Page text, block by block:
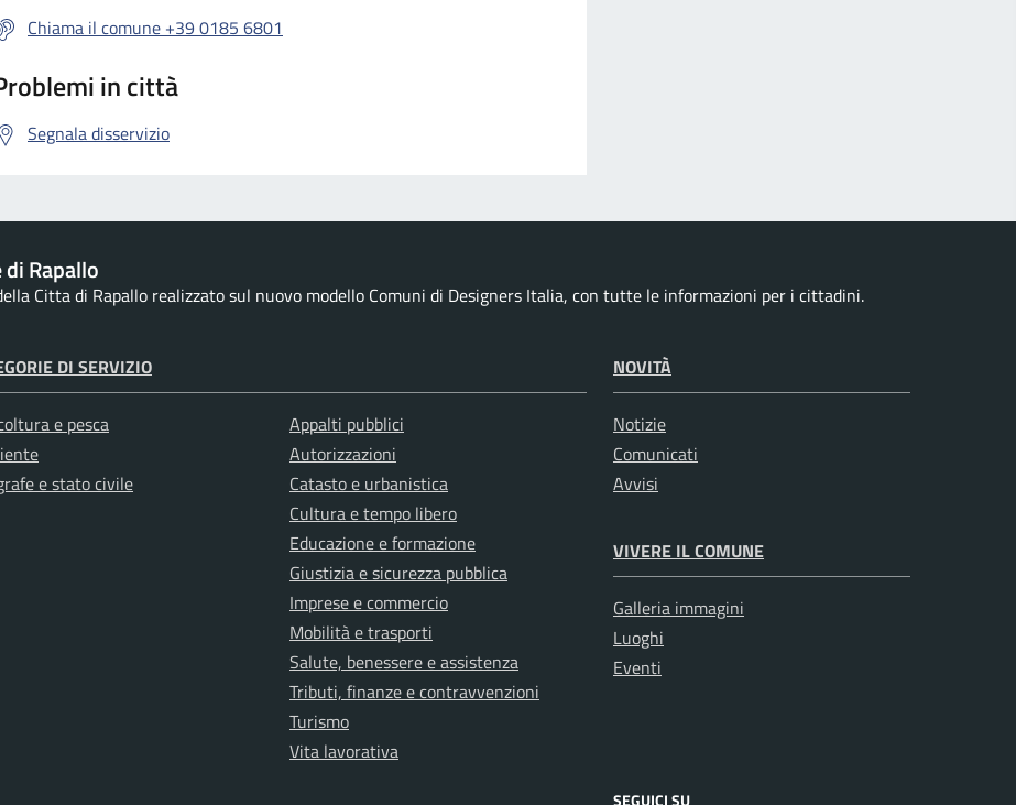
Chiama il comune +39 0185 6801
in città
Segnala disservizio
Rapallo
Citta di Rapallo realizzato sul nuovo modello Comuni di Designers Italia, con tutte le informazioni per i cittadini.
DI SERVIZIO
e pesca
e stato civile
Appalti pubblici
Autorizzazioni
Catasto e urbanistica
Cultura e tempo libero
Educazione e formazione
Giustizia e sicurezza pubblica
Imprese e commercio
Mobilità e trasporti
Salute, benessere e assistenza
Tributi, finanze e contravvenzioni
Turismo
Vita lavorativa
NOVITÀ
Notizie
Comunicati
Avvisi
VIVERE IL COMUNE
Galleria immagini
Luoghi
Eventi
SEGUICI SU